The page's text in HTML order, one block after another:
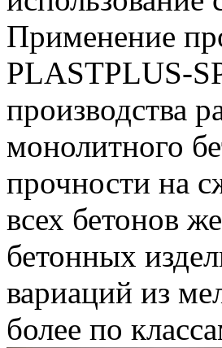
Применение
PLASTPLUS-
производства
монолитного
прочности на
всех бетонов
бетонных
вариаций из
более по